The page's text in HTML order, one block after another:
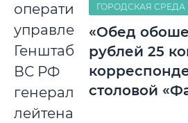
оперативного
управления
Генштаба
ВС РФ
генерал-
лейтенант
ГОРОДСКАЯ СРЕДА
«Обед
рублей 25
столовой